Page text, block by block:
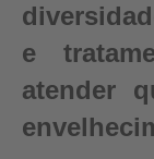
e
atender